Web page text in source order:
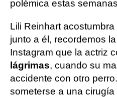
polémica estas
Lili Reinhart
junto a él, recordemos
Instagram que la actriz
lágrimas, cuando su
accidente con otro
someterse a una cirugía